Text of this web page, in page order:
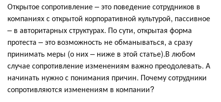
Открытое сопротивление – это поведение сотрудников в
компаниях с открытой корпоративной культурой, пассивное
– в авторитарных структурах. По сути, открытая форма
протеста – это возможность не обманываться, а сразу
принимать меры (о них – ниже в этой статье).В любом
случае сопротивление изменениям важно преодолевать. А
начинать нужно с понимания причин. Почему сотрудники
сопротивляются изменениям в компании?